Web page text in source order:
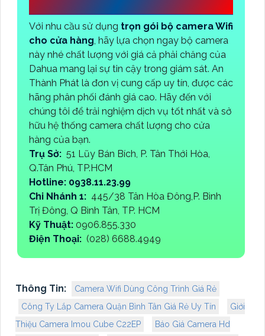
Với nhu cầu sử dụng trọn gói bộ camera Wifi
cho cửa hàng , hãy lựa chọn ngay bộ camera
này nhé chất lượng với giá cả phải chăng của
Dahua mang lại sự tin cậy trong giám sát. An
Thành Phát là đơn vị cung cấp uy tín, được các
hãng phân phối đánh giá cao. Hãy đến với
chúng tôi để trải nghiệm dịch vụ tốt nhất và sở
hữu hệ thống camera chất lượng cho cửa
hàng của bạn.
Trụ Sở: 51 Lũy Bán Bích, P. Tân Thới Hòa,
Q.Tân Phú, TP.HCM
Hotline: 0938.11.23.99
Chi Nhánh 1: 445/38 Tân Hòa Đông,P. Bình
Trị Đông, Q Bình Tân, TP. HCM
Kỹ Thuật: 0906.855.330
Điện Thoại: (028) 6688.4949
Thông Tin:
Camera Wifi Dùng Công Trình Giá Rẻ
Công Ty Lắp Camera Quận Bình Tân Giá Rẻ Uy Tín
Giới
Thiệu Camera Imou Cube C22EP
Báo Giá Camera Hd